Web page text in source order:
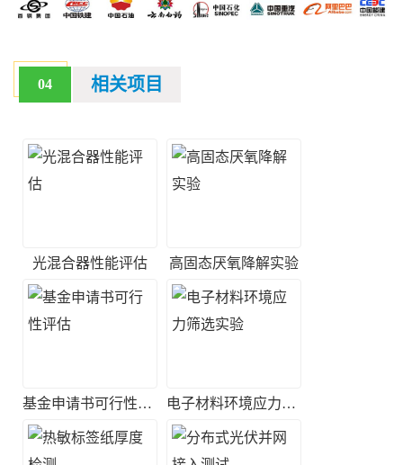
04 相关项目
光混合器性能评估 高固态厌氧降解实验
基金申请书可行性评估 电子材料环境应力筛选实验